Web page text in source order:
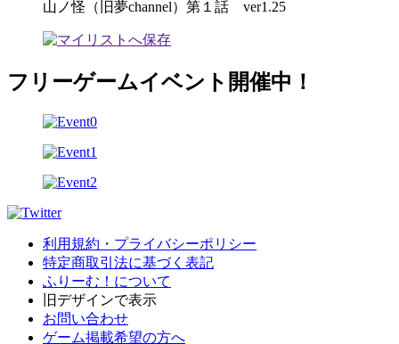
山ノ怪（旧夢channel）第１話 ver1.25
フリーゲームイベント開催中！
利用規約・プライバシーポリシー
特定商取引法に基づく表記
ふりーむ！について
旧デザインで表示
お問い合わせ
ゲーム掲載希望の方へ